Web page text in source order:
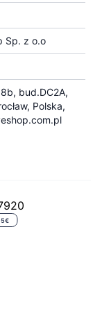
Sp. z o.o
bud.DC2A,
Polska,
5€